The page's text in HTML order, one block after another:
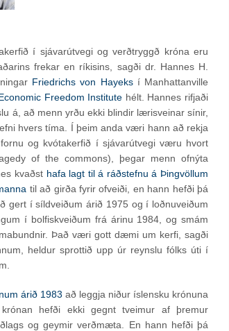
í sjávarútvegi og verðtryggð króna eru
frekar en ríkisins, sagði dr. Hannes H.
Friedrichs von Hayeksí Manhattanville
Freedom Institute hélt. Hannes rifjaði
á, að menn yrðu ekki blindir lærisveinar sínir,
hvers tíma. Í þeim anda væri hann að rekja
og kvótakerfið í sjávarútvegi væru hvort
of the commons), þegar menn ofnýta
kvaðst hafa lagt til á ráðstefnu á Þingvöllum
til að girða fyrir ofveiði, en hann hefði þá
gert í síldveiðum árið 1975 og í loðnuveiðum
í bolfiskveiðum frá árinu 1984, og smám
Það væri gott dæmi um kerfi, sagði
heldur sprottið upp úr reynslu fólks úti í
árið 1983 að leggja niður íslensku krónuna
hefði ekki gegnt tveimur af þremur
og geymir verðmæta. En hann hefði þá